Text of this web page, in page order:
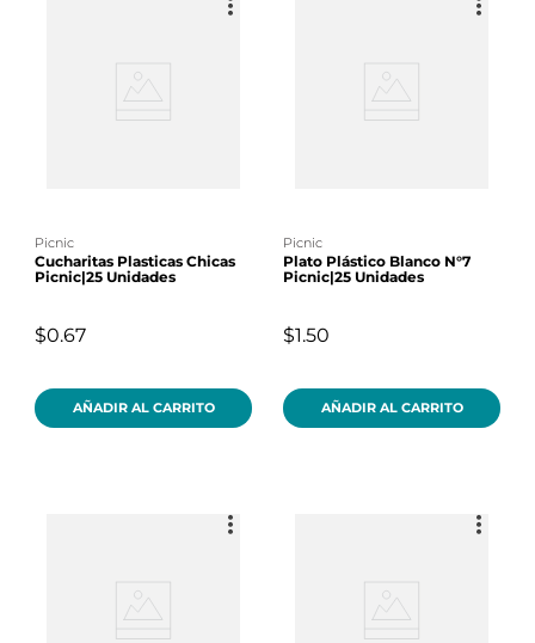
picnic
Cucharitas Plasticas Chicas
Picnic|25 Unidades
$0.67
AÑADIR AL CARRITO
picnic
Plato Plástico Blanco N°7
Picnic|25 Unidades
$1.50
AÑADIR AL CARRITO